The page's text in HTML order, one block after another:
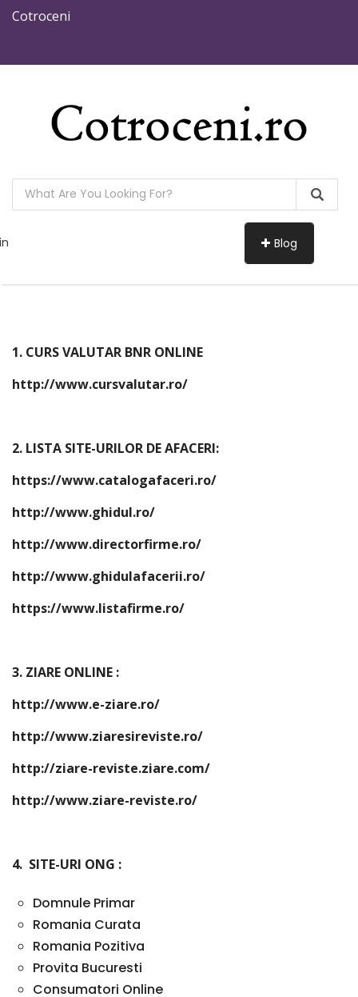
Cotroceni
Blog
1. CURS VALUTAR BNR ONLINE
http://www.cursvalutar.ro/
2. LISTA SITE-URILOR DE AFACERI:
https://www.catalogafaceri.ro/
http://www.ghidul.ro/
http://www.directorfirme.ro/
http://www.ghidulafacerii.ro/
https://www.listafirme.ro/
3. ZIARE ONLINE :
http://www.e-ziare.ro/
http://www.ziaresireviste.ro/
http://ziare-reviste.ziare.com/
http://www.ziare-reviste.ro/
4. SITE-URI ONG :
Domnule Primar
Romania Curata
Romania Pozitiva
Provita Bucuresti
Consumatori Online